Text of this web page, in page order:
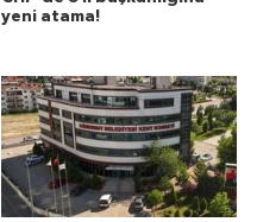
yeni atama!